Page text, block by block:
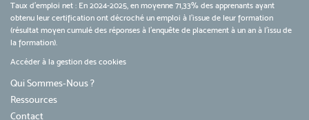
Taux d’emploi net : En 2024-2025, en moyenne 71,33% des apprenants ayant
obtenu leur certification ont décroché un emploi à l'issue de leur formation
(résultat moyen cumulé des réponses à l'enquête de placement à un an à l'issu de
la formation).
Accéder à la gestion des cookies
Qui Sommes-Nous ?
Ressources
Contact